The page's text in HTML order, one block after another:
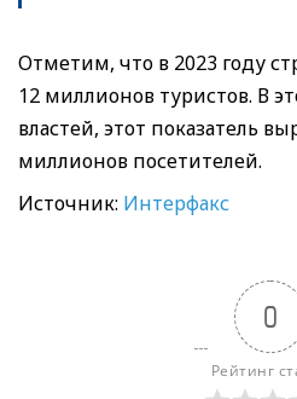
Отметим, что в 2023 году
12 миллионов туристов. В
властей, этот показатель
миллионов посетителей.
Источник: Интерфакс
0
Рейтинг